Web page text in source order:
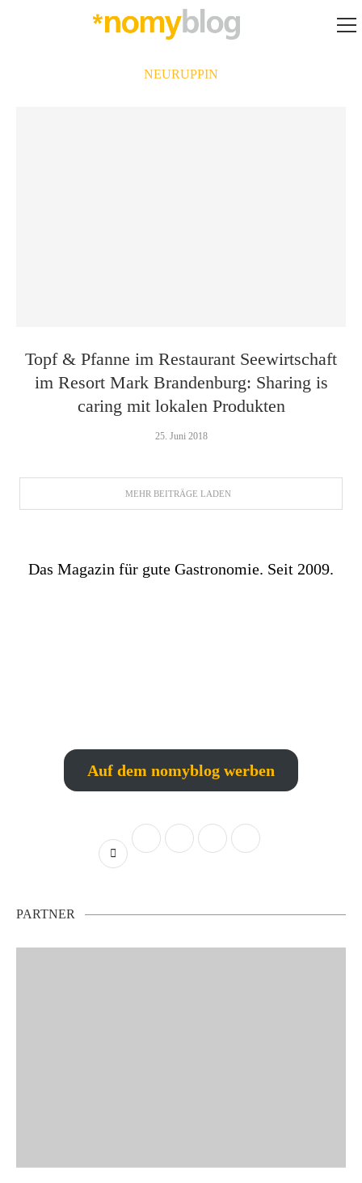
NEURUPPIN
Topf & Pfanne im Restaurant Seewirtschaft
im Resort Mark Brandenburg: Sharing is
caring mit lokalen Produkten
25. Juni 2018
MEHR BEITRÄGE LADEN
Das Magazin für gute Gastronomie. Seit 2009.
Auf dem nomyblog werben
PARTNER